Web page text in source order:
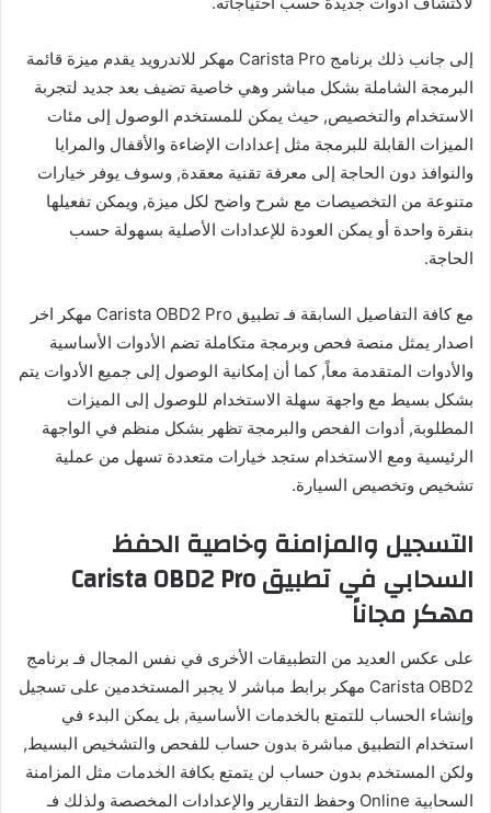
إلى جانب ذلك برنامج Carista Pro مهكر للاندرويد يقدم ميزة قائمة
البرمجة الشاملة بشكل مباشر وهي خاصية تضيف بعد جديد لتجربة
الاستخدام والتخصيص, حيث يمكن للمستخدم الوصول إلى مئات
الميزات القابلة للبرمجة مثل إعدادات الإضاءة والأقفال والمرايا
والنوافذ دون الحاجة إلى معرفة تقنية معقدة, وسوف يوفر خيارات
متنوعة من التخصيصات مع شرح واضح لكل ميزة, ويمكن تفعيلها
بنقرة واحدة أو يمكن العودة للإعدادات الأصلية بسهولة حسب
الحاجة.
مع كافة التفاصيل السابقة فـ تطبيق Carista OBD2 Pro مهكر اخر
اصدار يمثل منصة فحص وبرمجة متكاملة تضم الأدوات الأساسية
والأدوات المتقدمة معاً, كما أن إمكانية الوصول إلى جميع الأدوات يتم
بشكل بسيط مع واجهة سهلة الاستخدام للوصول إلى الميزات
المطلوبة, أدوات الفحص والبرمجة تظهر بشكل منظم في الواجهة
الرئيسية ومع الاستخدام ستجد خيارات متعددة تسهل من عملية
تشخيص وتخصيص السيارة.
التسجيل والمزامنة وخاصية الحفظ
السحابي في تطبيق Carista OBD2 Pro
مهكر مجاناً
على عكس العديد من التطبيقات الأخرى في نفس المجال فـ برنامج
Carista OBD2 مهكر برابط مباشر لا يجبر المستخدمين على تسجيل
وإنشاء الحساب للتمتع بالخدمات الأساسية, بل يمكن البدء في
استخدام التطبيق مباشرة بدون حساب للفحص والتشخيص البسيط,
ولكن المستخدم بدون حساب لن يتمتع بكافة الخدمات مثل المزامنة
السحابية Online وحفظ التقارير والإعدادات المخصصة ولذلك فـ